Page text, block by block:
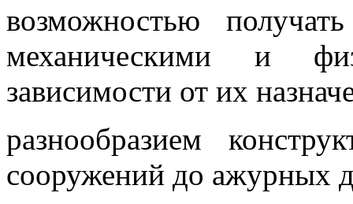
возможностью
механическими и
зависимости от их
разнообразием
сооружений до ажурных